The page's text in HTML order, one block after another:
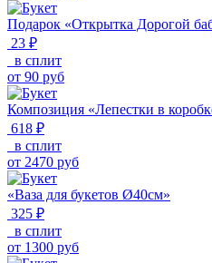
Подарок «Открытка Дорогой
23 ₽
в сплит
от 90 руб
Композиция «Лепестки в
618 ₽
в сплит
от 2470 руб
«Ваза для букетов Ø40см»
325 ₽
в сплит
от 1300 руб